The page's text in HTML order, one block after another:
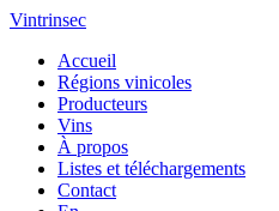
Vintrinsec
Accueil
Régions vinicoles
Producteurs
Vins
À propos
Listes et téléchargements
Contact